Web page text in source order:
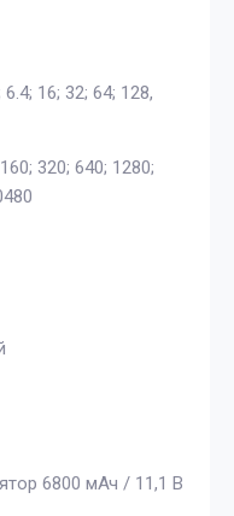
6.4; 16; 32; 64; 128,
320; 640; 1280;
6800 мАч / 11,1 В